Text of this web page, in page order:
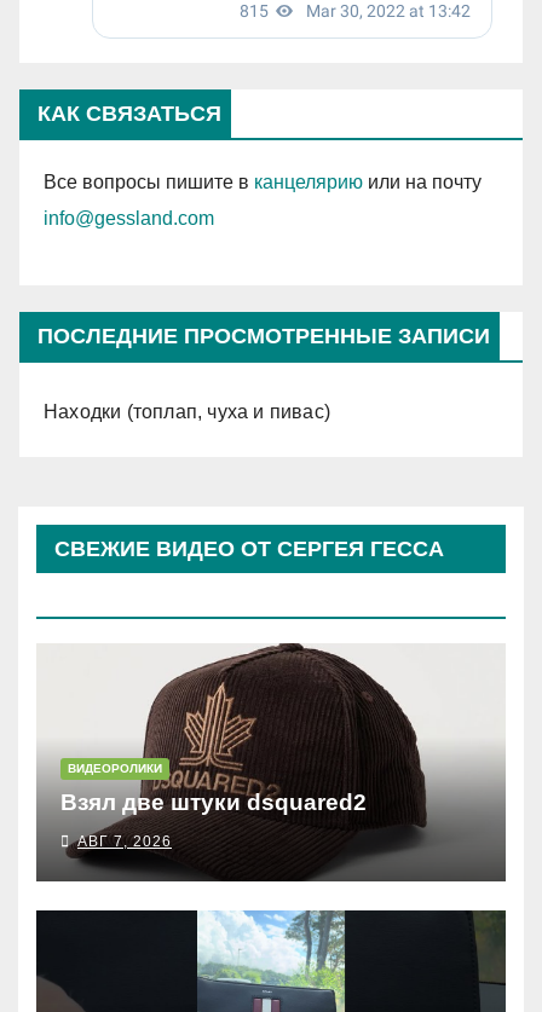
КАК СВЯЗАТЬСЯ
Все вопросы пишите в канцелярию или на почту
info@gessland.com
ПОСЛЕДНИЕ ПРОСМОТРЕННЫЕ ЗАПИСИ
Находки (топлап, чуха и пивас)
СВЕЖИЕ ВИДЕО ОТ СЕРГЕЯ ГЕССА
ВИДЕОРОЛИКИ
Взял две штуки dsquared2
АВГ 7, 2026